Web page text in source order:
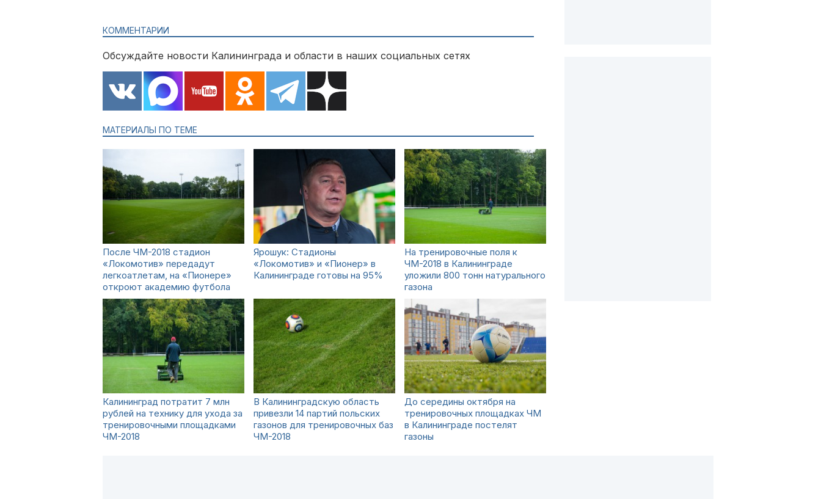
КОММЕНТАРИИ
Обсуждайте новости Калининграда и области в наших социальных сетях
МАТЕРИАЛЫ ПО ТЕМЕ
После ЧМ-2018 стадион
«Локомотив» передадут
легкоатлетам, на «Пионере»
откроют академию футбола
Ярошук: Стадионы
«Локомотив» и «Пионер» в
Калининграде готовы на 95%
На тренировочные поля к
ЧМ-2018 в Калининграде
уложили 800 тонн натурального
газона
Калининград потратит 7 млн
рублей на технику для ухода за
тренировочными площадками
ЧМ-2018
В Калининградскую область
привезли 14 партий польских
газонов для тренировочных баз
ЧМ-2018
До середины октября на
тренировочных площадках ЧМ
в Калининграде постелят
газоны